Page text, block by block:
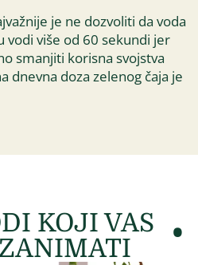
je ne dozvoliti da voda
vodi više od 60 sekundi jer
smanjiti korisna svojstva
dnevna doza zelenog čaja je
KOJI VAS